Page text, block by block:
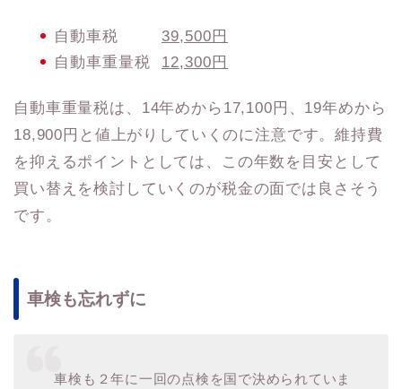
自動車税 39,500円
自動車重量税 12,300円
自動車重量税は、14年めから17,100円、19年めから
18,900円と値上がりしていくのに注意です。維持費
を抑えるポイントとしては、この年数を目安として
買い替えを検討していくのが税金の面では良さそう
です。
車検も忘れずに
車検も２年に一回の点検を国で決められていま